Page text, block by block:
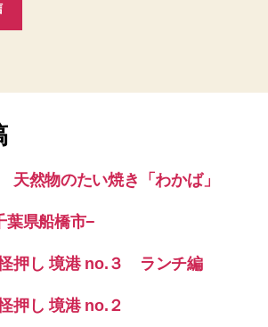
然物のたい焼き「わかば」
県船橋市−
押し 境港 no.３ ランチ編
し 境港 no.２